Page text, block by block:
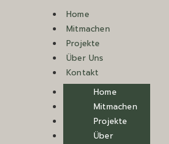
Home
Mitmachen
Projekte
Über Uns
Kontakt
Home
Mitmachen
Projekte
Über